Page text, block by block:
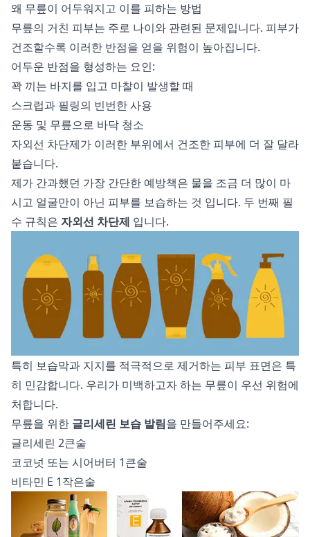
왜 무릎이 어두워지고 이를 피하는 방법
무릎의 거친 피부는 주로 나이와 관련된 문제입니다. 피부가
건조할수록 이러한 반점을 얻을 위험이 높아집니다.
어두운 반점을 형성하는 요인:
꽉 끼는 바지를 입고 마찰이 발생할 때
스크럽과 필링의 빈번한 사용
운동 및 무릎으로 바닥 청소
자외선 차단제가 이러한 부위에서 건조한 피부에 더 잘 달라
붙습니다.
제가 간과했던 가장 간단한 예방책은 물을 조금 더 많이 마
시고 얼굴만이 아닌 피부를 보습하는 것 입니다. 두 번째 필
수 규칙은 자외선 차단제 입니다.
특히 보습막과 지지를 적극적으로 제거하는 피부 표면은 특
히 민감합니다. 우리가 미백하고자 하는 무릎이 우선 위험에
처합니다.
무릎을 위한 글리세린 보습 발림을 만들어주세요:
글리세린 2큰술
코코넛 또는 시어버터 1큰술
비타민 E 1작은술